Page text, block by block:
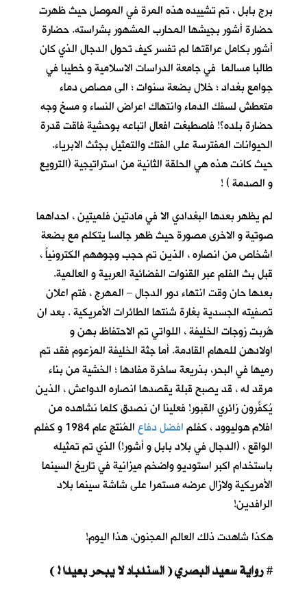
برج بابل ، تم تشييده هذه المرة في الموصل حيث ظهرت
حضارة أشور بجيشها المحارب المشهور بشراسته. حضارة
أشور بكامل عراقتها لم تفسر كيف تحول الدجال الذي كان
طالبا مسالما في جامعة الدراسات الاسلامية و خطيبا في
جوامع بغداد ؛ خلال بضعة سنوات ؛ الى مصاص دماء
متعطش لسفك الدماء وانتهاك اعراض النساء و مسخ وجه
حضارة بلده؟! فاصطبغت افعال اتباعه بوحشية فاقت قدرة
الحيوانات المفترسة على الفتك والتمثيل بجثث الابرياء.
حيث كانت هذه هي الحلقة الثانية من استراتيجية (الترويع
و الصدمة ) !
لم يظهر بعدها البغدادي الا في مادتين فلميتين ، احداهما
صوتية و الاخرى مصورة حيث ظهر جالسا يتكلم مع بضعة
اشخاص من انصاره ، الذين تم حجب وجوههم الكترونياً ،
قبل بث الفلم عبر القنوات الفضائية العربية و العالمية.
بعدها حان وقت انتهاء دور الدجال – المهرج ، فتم اعلان
تصفيته الجسدية بغارة شنتها الطائرات الأمريكية . بعد ان
هُربت زوجات الخليفة ، اللواتي تم الاحتفاظ بهن و
اولادهن للمهام القادمة. أما جثة الخليفة المزعوم فقد تم
رميها في البحر، بذريعة ساخرة مفادها ؛ الخشية من بناء
مرقد له ، قد يصبح قبلة يقصدها انصاره الدواعش ، الذين
يُكفِّرون زائري القبور! فعلينا ان نصدق كلما نشاهده من
افلام هوليوود ، كفلمافضل دفاع
المُنتَج عام 1984 و كفلم
الواقع ، (الدجال في بلاد بابل و أشور!) الذي تم تمثيله
باستخدام اكبر استوديو واضخم ميزانية في تاريخ السينما
الأمريكية ولازال عرضه مستمرا على شاشة سينما بلاد
الرافدين!
هكذا شاهدت ذلك العالم المجنون، هذا اليوم!
#